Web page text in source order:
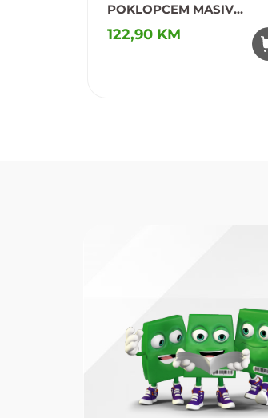
POKLOPCEM MASIV
34CM/15,5L
122,90 KM